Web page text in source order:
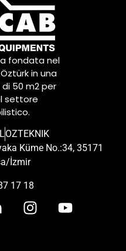
fondata nel
in una
50 m2 per
settore
OZTEKNIK
Küme No.:34, 35171
İzmir
17 18